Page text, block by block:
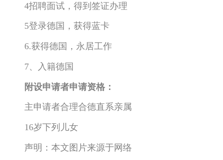
4招聘面试，得到签证办理
5登录德国，获得蓝卡
6.获得德国，永居工作
7、入籍德国
附设申请者申请资格：
主申请者合理合德直系亲属
16岁下列儿女
声明：本文图片来源于网络